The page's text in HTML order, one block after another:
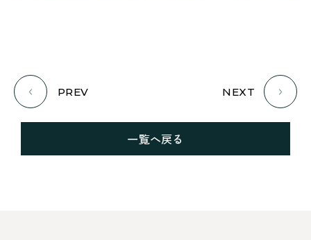
PREV NEXT
一覧へ戻る